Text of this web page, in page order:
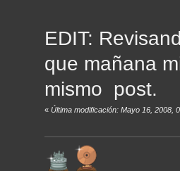
EDIT:
que mañana
mismo post.
«Última modificación: Mayo 16, 2008,